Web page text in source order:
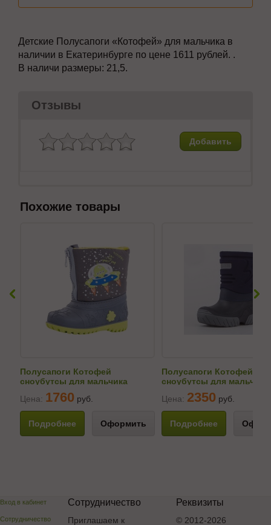
Детские Полусапоги «Котофей» для мальчика в
наличии в Екатеринбурге по цене 1611 рублей. .
В наличи размеры: 21,5.
Отзывы
Добавить
Похожие товары
Полусапоги Котофей
сноубутсы для мальчика
164053-41
Цена: 1760 руб.
Подробнее Оформить
Полусапоги Котофей
сноубутсы для мальчика
464091-41
Цена: 2350 руб.
Подробнее
Вход в кабинет
Сотрудничество
Сотрудничество
Приглашаем к
Реквизиты
© 2012-2026